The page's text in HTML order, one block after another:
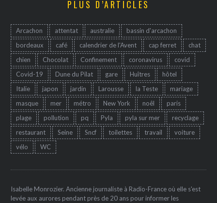
PLUS D’ARTICLES
Arcachon attentat australie
bassin d'arcachon
bordeaux
café calendrier de l'Avent cap ferret
chat
chien
Chocolat Confinement coronavirus
covid
Covid-19
Dune du Pilat gare Huîtres
hôtel
Italie
japon jardin Larousse la Teste
mariage
masque
mer métro New York noêl
paris
plage
pollution pq Pyla pyla sur mer
recyclage
restaurant
Seine Sncf toilettes travail
voiture
vélo
WC
Isabelle Monrozier. Ancienne journaliste à Radio-France où elle s'est
levée aux aurores pendant près de 20 ans pour informer les